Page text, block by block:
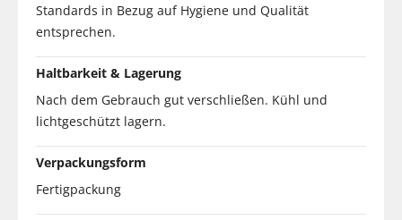
Standards in Bezug auf Hygiene und Qualität
entsprechen.
Haltbarkeit & Lagerung
Nach dem Gebrauch gut verschließen. Kühl und
lichtgeschützt lagern.
Verpackungsform
Fertigpackung